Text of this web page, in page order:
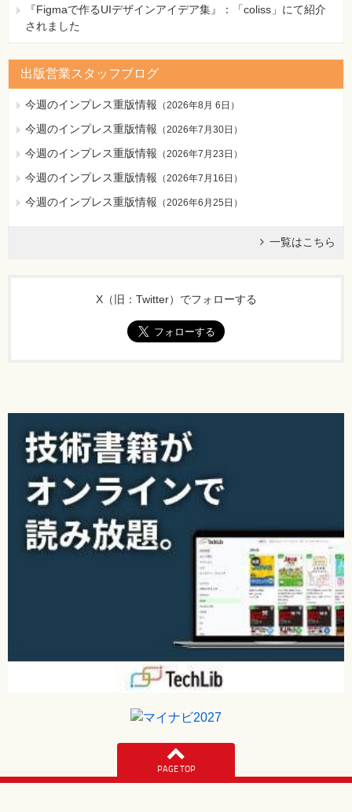
『Figmaで作るUIデザインアイデア集』：「coliss」にて紹介
されました
出版営業スタッフブログ
今週のインプレス重版情報 （2026年8月 6日 ）
今週のインプレス重版情報 （2026年7月30日 ）
今週のインプレス重版情報 （2026年7月23日 ）
今週のインプレス重版情報 （2026年7月16日 ）
今週のインプレス重版情報 （2026年6月25日 ）
一覧はこちら
X（旧：Twitter）でフォローする
PAGE TOP